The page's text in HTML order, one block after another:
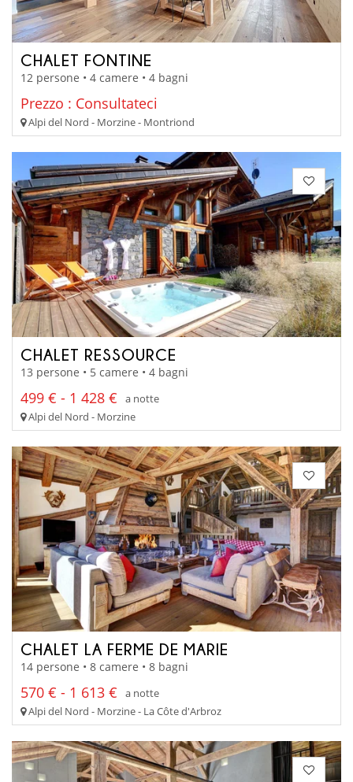
CHALET FONTINE
12 persone • 4 camere • 4 bagni
Prezzo : Consultateci
Alpi del Nord - Morzine - Montriond
CHALET RESSOURCE
13 persone • 5 camere • 4 bagni
499 € - 1 428 €
a notte
Alpi del Nord - Morzine
CHALET LA FERME DE MARIE
14 persone • 8 camere • 8 bagni
570 € - 1 613 €
a notte
Alpi del Nord - Morzine - La Côte d'Arbroz